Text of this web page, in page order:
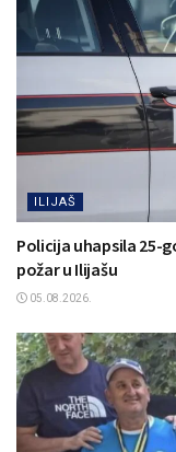
ILIJAŠ
Policija uhapsila 25-
požar u Ilijašu
05.08.2026.